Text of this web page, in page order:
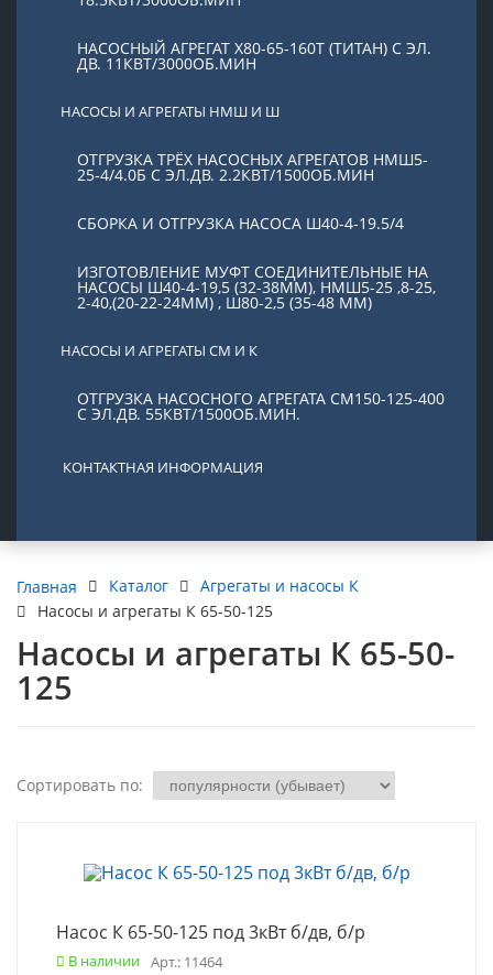
НАСОСНЫЙ АГРЕГАТ Х80-65-160Т (ТИТАН) С ЭЛ.
ДВ. 11КВТ/3000ОБ.МИН
НАСОСЫ И АГРЕГАТЫ НМШ И Ш
ОТГРУЗКА ТРЁХ НАСОСНЫХ АГРЕГАТОВ НМШ5-
25-4/4.0Б С ЭЛ.ДВ. 2.2КВТ/1500ОБ.МИН
СБОРКА И ОТГРУЗКА НАСОСА Ш40-4-19.5/4
ИЗГОТОВЛЕНИЕ МУФТ СОЕДИНИТЕЛЬНЫЕ НА
НАСОСЫ Ш40-4-19,5 (32-38ММ), НМШ5-25 ,8-25,
2-40,(20-22-24ММ) , Ш80-2,5 (35-48 ММ)
НАСОСЫ И АГРЕГАТЫ СМ И К
ОТГРУЗКА НАСОСНОГО АГРЕГАТА СМ150-125-400
С ЭЛ.ДВ. 55КВТ/1500ОБ.МИН.
КОНТАКТНАЯ ИНФОРМАЦИЯ
Главная Каталог
Агрегаты и насосы К
Насосы и агрегаты К 65-50-125
Насосы и агрегаты К 65-50-
125
Сортировать по:
Насос К 65-50-125 под 3кВт б/дв, б/р
В наличии Арт.: 11464